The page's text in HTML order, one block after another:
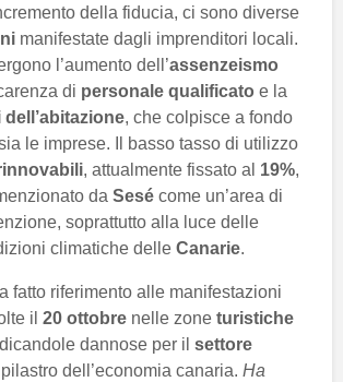
della fiducia, ci sono diverse
manifestate dagli imprenditori locali.
l’aumento dell’assenzeismo
di personale qualificato e la
, che colpisce a fondo
le imprese. Il basso tasso di utilizzo
, attualmente fissato al 19%,
da Sesé come un’area di
soprattutto alla luce delle
climatiche delle Canarie.
fatto riferimento alle manifestazioni
il 20 ottobre nelle zone turistiche
dannose per il settore
dell’economia canaria. Ha